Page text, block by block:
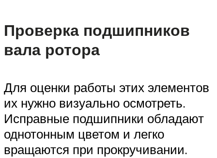
Проверка подшипников
вала ротора
Для оценки работы этих элементов
их нужно визуально осмотреть.
Исправные подшипники обладают
однотонным цветом и легко
вращаются при прокручивании.